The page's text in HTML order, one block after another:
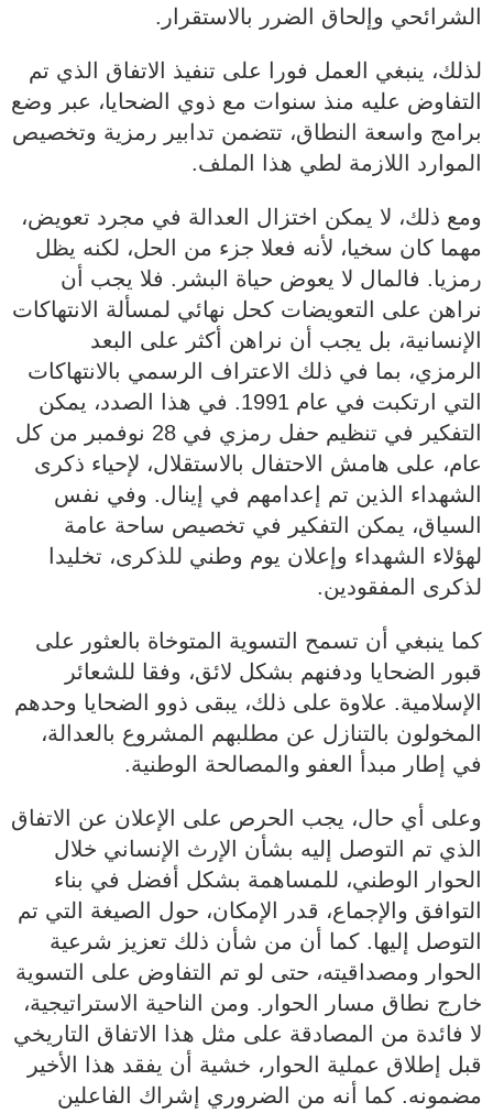
الشرائحي وإلحاق الضرر بالاستقرار.
لذلك، ينبغي العمل فورا على تنفيذ الاتفاق الذي تم
التفاوض عليه منذ سنوات مع ذوي الضحايا، عبر وضع
برامج واسعة النطاق، تتضمن تدابير رمزية وتخصيص
الموارد اللازمة لطي هذا الملف.
ومع ذلك، لا يمكن اختزال العدالة في مجرد تعويض،
مهما كان سخيا، لأنه فعلا جزء من الحل، لكنه يظل
رمزيا. فالمال لا يعوض حياة البشر. فلا يجب أن
نراهن على التعويضات كحل نهائي لمسألة الانتهاكات
الإنسانية، بل يجب أن نراهن أكثر على البعد
الرمزي، بما في ذلك الاعتراف الرسمي بالانتهاكات
التي ارتكبت في عام 1991. في هذا الصدد، يمكن
التفكير في تنظيم حفل رمزي في 28 نوفمبر من كل
عام، على هامش الاحتفال بالاستقلال، لإحياء ذكرى
الشهداء الذين تم إعدامهم في إينال. وفي نفس
السياق، يمكن التفكير في تخصيص ساحة عامة
لهؤلاء الشهداء وإعلان يوم وطني للذكرى، تخليدا
لذكرى المفقودين.
كما ينبغي أن تسمح التسوية المتوخاة بالعثور على
قبور الضحايا ودفنهم بشكل لائق، وفقا للشعائر
الإسلامية. علاوة على ذلك، يبقى ذوو الضحايا وحدهم
المخولون بالتنازل عن مطلبهم المشروع بالعدالة،
في إطار مبدأ العفو والمصالحة الوطنية.
وعلى أي حال، يجب الحرص على الإعلان عن الاتفاق
الذي تم التوصل إليه بشأن الإرث الإنساني خلال
الحوار الوطني، للمساهمة بشكل أفضل في بناء
التوافق والإجماع، قدر الإمكان، حول الصيغة التي تم
التوصل إليها. كما أن من شأن ذلك تعزيز شرعية
الحوار ومصداقيته، حتى لو تم التفاوض على التسوية
خارج نطاق مسار الحوار. ومن الناحية الاستراتيجية،
لا فائدة من المصادقة على مثل هذا الاتفاق التاريخي
قبل إطلاق عملية الحوار، خشية أن يفقد هذا الأخير
مضمونه. كما أنه من الضروري إشراك الفاعلين